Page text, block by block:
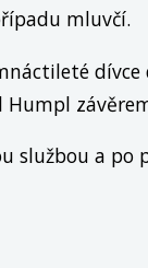
mluvčí.
Humpl
službou a